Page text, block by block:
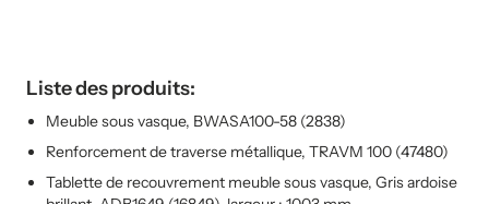
Liste des produits:
Meuble sous vasque, BWASA100-58 (2838)
Renforcement de traverse métallique, TRAVM 100 (47480)
Tablette de recouvrement meuble sous vasque, Gris ardoise